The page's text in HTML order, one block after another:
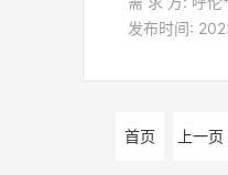
发布时间:
首页 上一页